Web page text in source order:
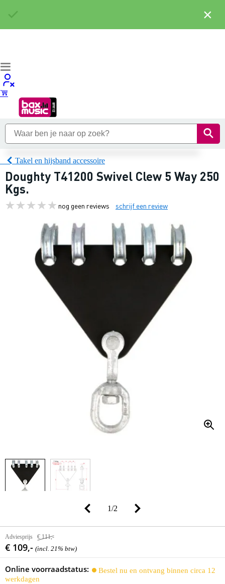
Takel en hijsband accessoire
Doughty T41200 Swivel Clew 5 Way 250
Kgs.
nog geen reviews schrijf een review
1/2
Adviesprijs € 111,-
€ 109,- (incl. 21% btw)
Online voorraadstatus:
Bestel nu en ontvang binnen circa 12
werkdagen
×